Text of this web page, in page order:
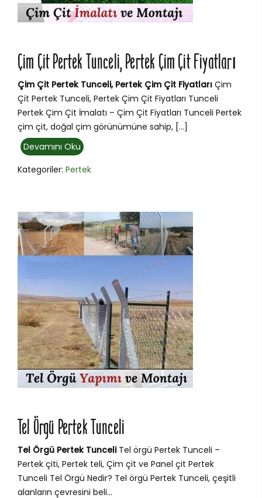
Çim Çit Pertek Tunceli, Pertek Çim Çit Fiyatları
Çim Çit Pertek Tunceli, Pertek Çim Çit Fiyatları Çim
Çit Pertek Tunceli, Pertek Çim Çit Fiyatları Tunceli
Pertek Çim Çit İmalatı – Çim Çit Fiyatları Tunceli Pertek
çim çit, doğal çim görünümüne sahip, […]
Devamını Oku
Kategoriler: Pertek
Tel Örgü Pertek Tunceli
Tel Örgü Pertek TunceliTel örgü Pertek Tunceli –
Pertek çiti, Pertek teli, Çim çit ve Panel çit Pertek
Tunceli Tel Örgü Nedir? Tel örgü Pertek Tunceli, çeşitli
alanların çevresini beli...